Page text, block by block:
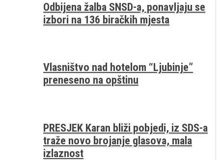
Odbijena žalba SNSD-a, ponavljaju se
izbori na 136 biračkih mjesta
Vlasništvo nad hotelom “Ljubinje”
preneseno na opštinu
PRESJEK Karan bliži pobjedi, iz SDS-a
traže novo brojanje glasova, mala
izlaznost